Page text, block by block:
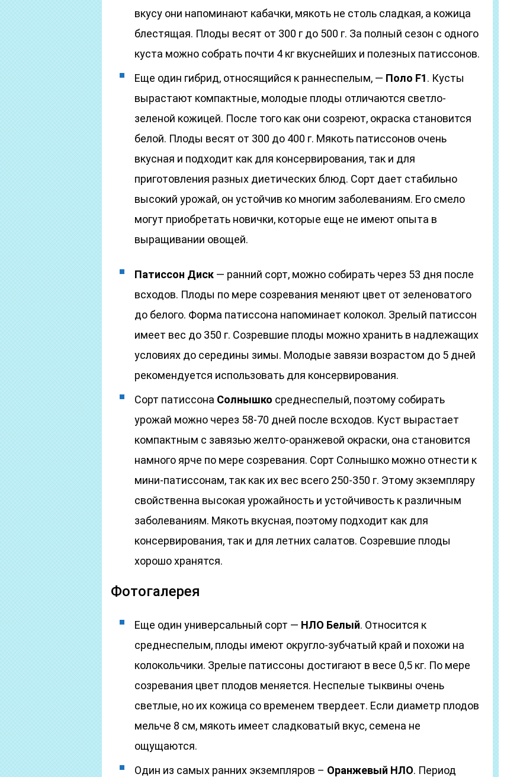
вкусу они напоминают кабачки, мякоть не столь сладкая, а кожица
блестящая. Плоды весят от 300 г до 500 г. За полный сезон с одного
куста можно собрать почти 4 кг вкуснейших и полезных патиссонов.
Еще один гибрид, относящийся к раннеспелым, — Поло F1. Кусты
вырастают компактные, молодые плоды отличаются светло-
зеленой кожицей. После того как они созреют, окраска становится
белой. Плоды весят от 300 до 400 г. Мякоть патиссонов очень
вкусная и подходит как для консервирования, так и для
приготовления разных диетических блюд. Сорт дает стабильно
высокий урожай, он устойчив ко многим заболеваниям. Его смело
могут приобретать новички, которые еще не имеют опыта в
выращивании овощей.
Патиссон Диск — ранний сорт, можно собирать через 53 дня после
всходов. Плоды по мере созревания меняют цвет от зеленоватого
до белого. Форма патиссона напоминает колокол. Зрелый патиссон
имеет вес до 350 г. Созревшие плоды можно хранить в надлежащих
условиях до середины зимы. Молодые завязи возрастом до 5 дней
рекомендуется использовать для консервирования.
Сорт патиссона Солнышко среднеспелый, поэтому собирать
урожай можно через 58-70 дней после всходов. Куст вырастает
компактным с завязью желто-оранжевой окраски, она становится
намного ярче по мере созревания. Сорт Солнышко можно отнести к
мини-патиссонам, так как их вес всего 250-350 г. Этому экземпляру
свойственна высокая урожайность и устойчивость к различным
заболеваниям. Мякоть вкусная, поэтому подходит как для
консервирования, так и для летних салатов. Созревшие плоды
хорошо хранятся.
Фотогалерея
Еще один универсальный сорт — НЛО Белый. Относится к
среднеспелым, плоды имеют округло-зубчатый край и похожи на
колокольчики. Зрелые патиссоны достигают в весе 0,5 кг. По мере
созревания цвет плодов меняется. Неспелые тыквины очень
светлые, но их кожица со временем твердеет. Если диаметр плодов
мельче 8 см, мякоть имеет сладковатый вкус, семена не
ощущаются.
Один из самых ранних экземпляров – Оранжевый НЛО. Период